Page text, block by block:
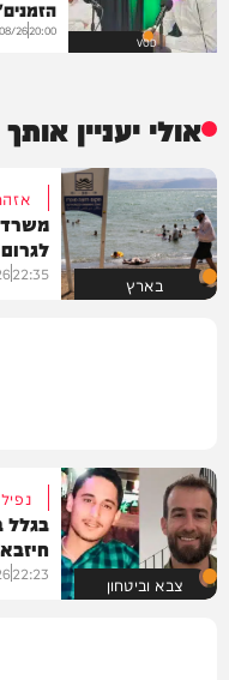
VOD
הזמנים'
20:00
26
אולי יעניין
בארץ
משרד
22:35
צבא וביטחון
בגלל
22:23